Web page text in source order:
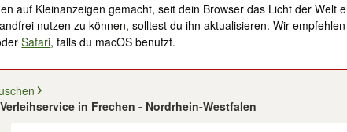
auf Kleinanzeigen gemacht, seit dein Browser das Licht der Welt
nutzen zu können, solltest du ihn aktualisieren. Wir
Safari, falls du macOS benutzt.
in Frechen - Nordrhein-Westfalen